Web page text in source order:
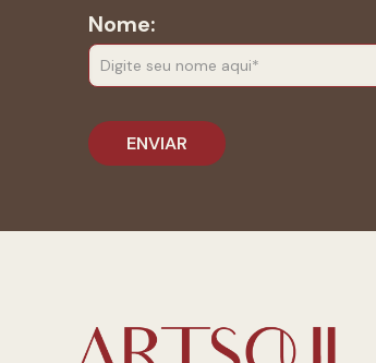
Nome: